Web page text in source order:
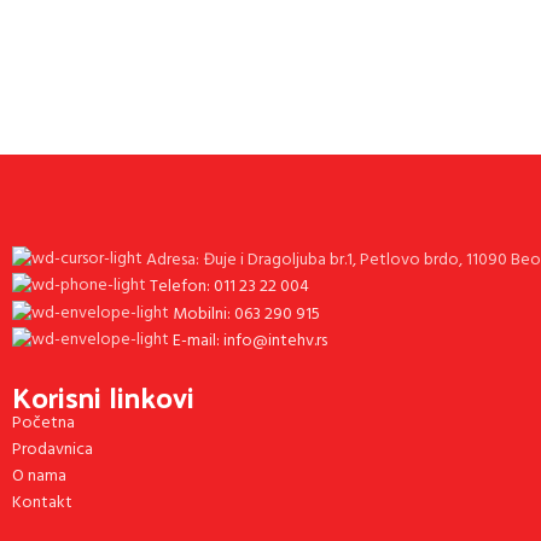
Adresa: Đuje i Dragoljuba br.1, Petlovo brdo, 11090
Telefon: 011 23 22 004
Mobilni: 063 290 915
E-mail: info@intehv.rs
Korisni linkovi
Početna
Prodavnica
O nama
Kontakt